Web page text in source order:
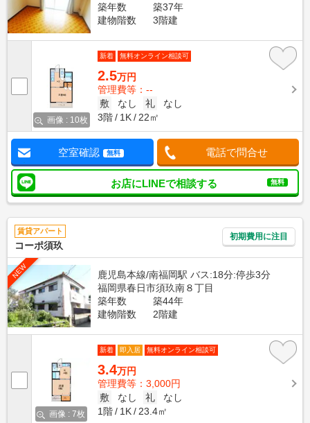
築年数
築37年
建物階数
3階建
画像 : 10枚
新着 無料オンライン相談可
2.5万円
管理費等：--
敷
なし 礼
なし
3階
1K 22㎡
空室確認 無料 電話で問合せ
お店にLINEで相談する 無料
賃貸アパート
コーポ須玖
初期費用に注目
NEW
鹿児島本線/南福岡駅 バス:18分:停歩3分
福岡県春日市須玖南８丁目
築年数
築44年
建物階数
2階建
画像 : 7枚
新着 即入居 無料オンライン相談可
3.4万円
管理費等：3,000円
敷
なし 礼
なし
1階
1K 23.4㎡